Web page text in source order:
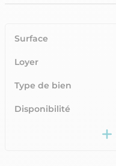
Surface
Loyer
Type de bien
Disponibilité